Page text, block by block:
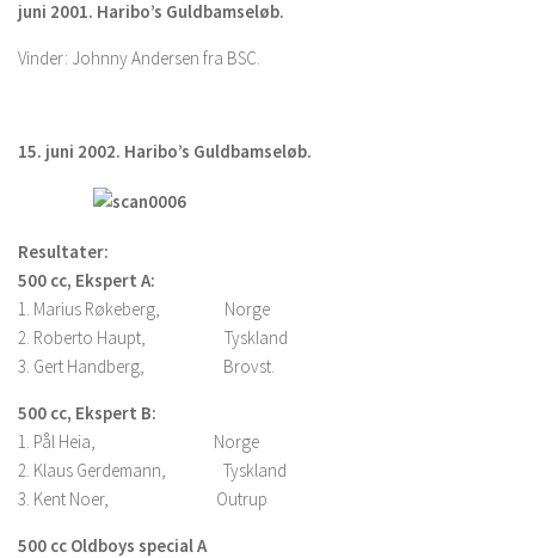
juni 2001. Haribo’s Guldbamseløb.
Vinder: Johnny Andersen fra BSC.
15. juni 2002. Haribo’s Guldbamseløb.
Resultater:
500 cc, Ekspert A:
1. Marius Røkeberg, Norge
2. Roberto Haupt, Tyskland
3. Gert Handberg, Brovst.
500 cc, Ekspert B:
1. Pål Heia, Norge
2. Klaus Gerdemann, Tyskland
3. Kent Noer, Outrup
500 cc Oldboys special A